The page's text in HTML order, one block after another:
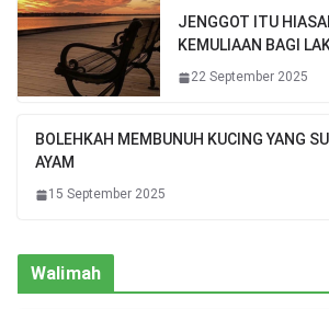
JENGGOT ITU
KEMULIAAN BAGI
22 September 2025
BOLEHKAH MEMBUNUH KUCING YANG
AYAM
15 September 2025
Walimah